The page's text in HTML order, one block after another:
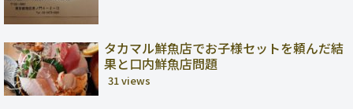
タカマル鮮魚店でお子様セットを頼んだ結
果と口内鮮魚店問題
31 views